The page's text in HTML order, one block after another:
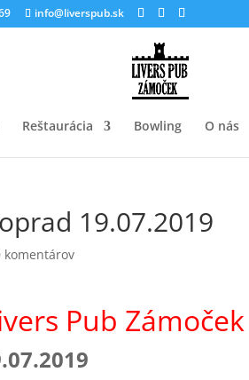
info@liverspub.sk
Reštaurácia Bowling O nás
19.07.2019
komentárov
Pub Zámoček